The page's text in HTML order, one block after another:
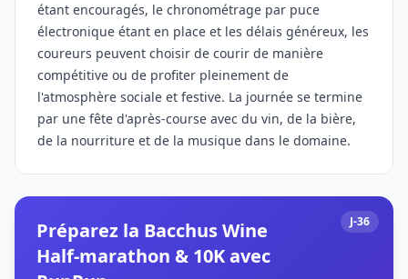
étant encouragés, le chronométrage par puce
électronique étant en place et les délais généreux, les
coureurs peuvent choisir de courir de manière
compétitive ou de profiter pleinement de
l'atmosphère sociale et festive. La journée se termine
par une fête d'après-course avec du vin, de la bière,
de la nourriture et de la musique dans le domaine.
J-36
Préparez la Bacchus Wine
Half-marathon & 10K avec